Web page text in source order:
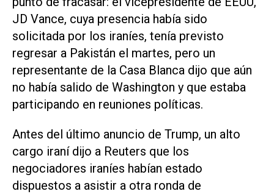
JD ‌Vance, cuya presencia había sido
solicitada por los iraníes, tenía previsto
regresar a Pakistán el martes, pero un
representante de la Casa Blanca dijo que aún
no había salido de Washington y que estaba
participando en reuniones políticas.
Antes del último anuncio de Trump, un alto
cargo iraní dijo a Reuters que los
negociadores iraníes habían estado
dispuestos a asistir a otra ronda de